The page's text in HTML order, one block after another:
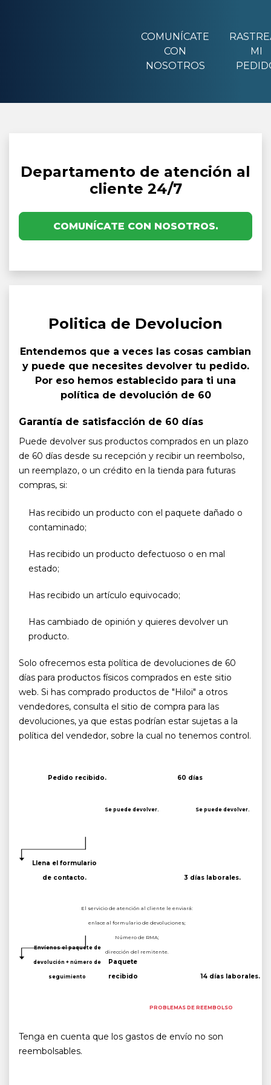
COMUNÍCATE
CON
NOSOTROS
MI
Departamento de atención al
cliente 24/7
COMUNÍCATE CON NOSOTROS.
Politica de Devolucion
Entendemos que a veces las cosas cambian
y puede que necesites devolver tu pedido.
Por eso hemos establecido para ti una
política de devolución de 60
Garantía de satisfacción de 60 días
Puede devolver sus productos comprados en un plazo
de 60 días desde su recepción y recibir un reembolso,
un reemplazo, o un crédito en la tienda para futuras
compras, si:
Has recibido un producto con el paquete dañado o
contaminado;
Has recibido un producto defectuoso o en mal
estado;
Has recibido un artículo equivocado;
Has cambiado de opinión y quieres devolver un
producto.
Solo ofrecemos esta política de devoluciones de 60
días para productos físicos comprados en este sitio
web. Si has comprado productos de "Hiloi" a otros
vendedores, consulta el sitio de compra para las
devoluciones, ya que estas podrían estar sujetas a la
política del vendedor, sobre la cual no tenemos control.
Pedido recibido. 60 días
Se puede devolver. Se puede devolver.
Llena el formulario
de contacto.
3 días laborales.
El servicio de atención al cliente le enviará:
enlace al formulario de devoluciones;
Número de RMA;
dirección del remitente.
Envíenos el paquete de
devolución + número de
seguimiento
Paquete
recibido
14 días laborales.
PROBLEMAS DE REEMBOLSO
Tenga en cuenta que los gastos de envío no son
reembolsables.